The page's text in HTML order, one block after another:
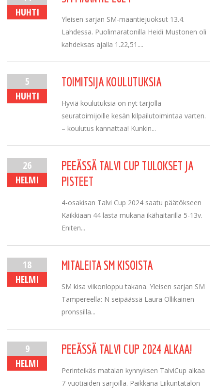
HUHTI
Yleisen sarjan SM-maantiejuoksut 13.4.
Lahdessa. Puolimaratonilla Heidi Mustonen oli
kahdeksas ajalla 1.22,51....
5
HUHTI
TOIMITSIJA KOULUTUKSIA
Hyviä koulutuksia on nyt tarjolla
seuratoimijoille kesän kilpailutoimintaa varten.
– koulutus kannattaa! Kunkin...
26
HELMI
PEEÄSSÄ TALVI CUP TULOKSET JA
PISTEET
4-osakisan Talvi Cup 2024 saatu päätökseen
Kaikkiaan 44 lasta mukana ikähaitarilla 5-13v.
Eniten...
18
HELMI
MITALEITA SM KISOISTA
SM kisa viikonloppu takana. Yleisen sarjan SM
Tampereella: N seipäässä Laura Ollikainen
pronssilla...
9
HELMI
PEEÄSSÄ TALVI CUP 2024 ALKAA!
Perinteikäs matalan kynnyksen TalviCup alkaa
7-vuotiaiden sarjoilla. Paikkana Liikuntatalon